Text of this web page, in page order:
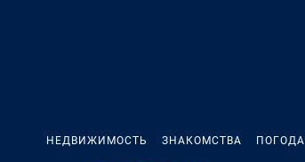
НЕДВИЖИМОСТЬ ЗНАКОМСТВА ПОГОДА